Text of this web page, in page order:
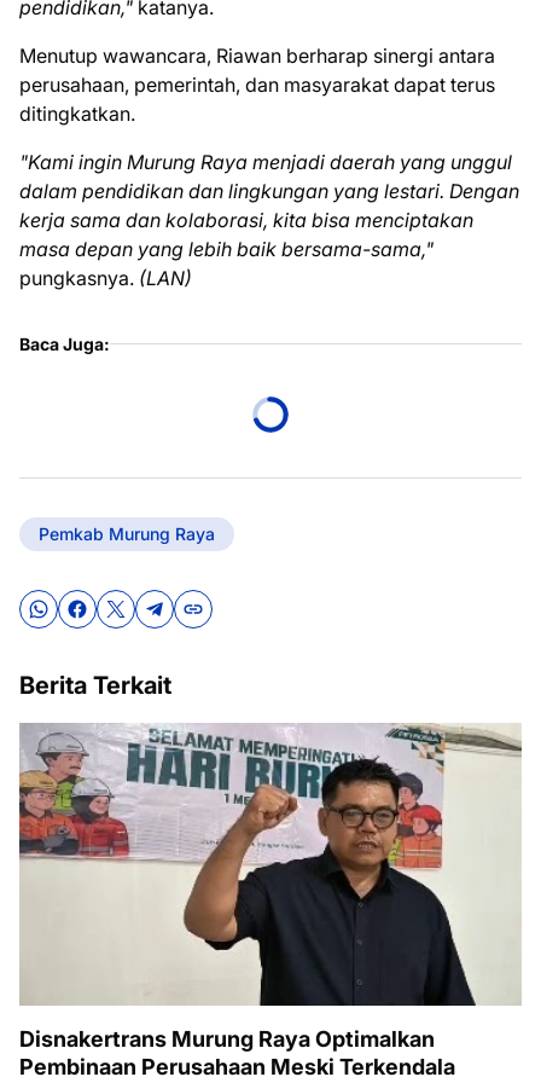
pendidikan," katanya.
Menutup wawancara, Riawan berharap sinergi antara
perusahaan, pemerintah, dan masyarakat dapat terus
ditingkatkan.
"Kami ingin Murung Raya menjadi daerah yang unggul
dalam pendidikan dan lingkungan yang lestari. Dengan
kerja sama dan kolaborasi, kita bisa menciptakan
masa depan yang lebih baik bersama-sama,"
pungkasnya. (LAN)
Baca Juga:
Pemkab Murung Raya
Berita Terkait
Disnakertrans Murung Raya Optimalkan
Pembinaan Perusahaan Meski Terkendala